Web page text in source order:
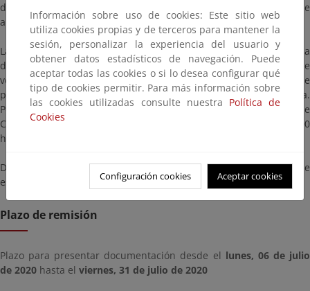
de octubre, se somete a información pública la solicitud de
autorización de referencia.
La documentación que sirve de base a la solicitud estará a
disposición de cualquier persona interesada durante un plazo de
veinte (20) días hábiles, contados a partir del día siguiente al de
publicación de este anuncio en el Boletín Oficial de la Provincia.
Podrá ser examinada en las oficinas del Servicio Provincial de
Costas en Santa Cruz de Tenerife, en horario de 9:00 a 14:00
horas, de lunes a viernes, o a través de esta página.
Durante este este plazo podrán formularse las alegaciones que se
estimen oportunas.
Plazo de remisión
Plazo para presentar documentación desde el lunes, 06 de julio
de 2020 hasta el viernes, 31 de julio de 2020
Información sobre uso de cookies: Este sitio web
utiliza cookies propias y de terceros para mantener la
sesión, personalizar la experiencia del usuario y
obtener datos estadísticos de navegación. Puede
aceptar todas las cookies o si lo desea configurar qué
tipo de cookies permitir. Para más información sobre
las cookies utilizadas consulte nuestra Política de
Cookies
Configuración cookies Aceptar cookies